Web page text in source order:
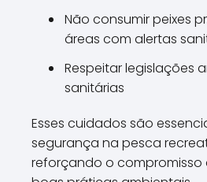
Não consumir peixes
áreas com alertas
Respeitar legislações
sanitárias
Esses cuidados são
segurança na pesca
reforçando o